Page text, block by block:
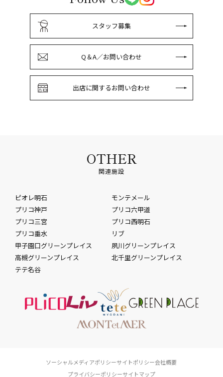
スタッフ募集
Q＆A／お問い合わせ
出店に関するお問い合わせ
OTHER
関連施設
ピオレ明石
モンテメール
プリコ神戸
プリコ六甲道
プリコ三宮
プリコ西明石
プリコ垂水
リブ
甲子園口グリーンプレイス
夙川グリーンプレイス
高槻グリーンプレイス
北千里グリーンプレイス
テテ名谷
ソーシャルメディアポリシーサイトポリシー会社概要
プライバシーポリシーサイトマップ